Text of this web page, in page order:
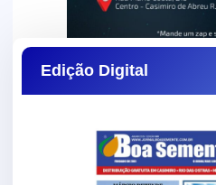
Edição Digital